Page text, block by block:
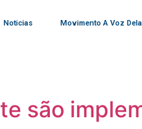
Noticias Movimento A Voz
são